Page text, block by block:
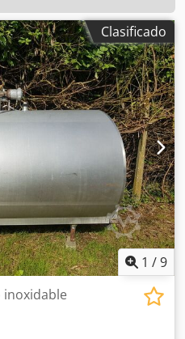
Clasificado
1 /9
inoxidable